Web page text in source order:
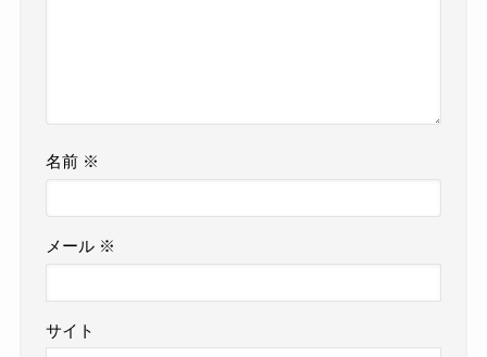
名前 ※
メール ※
サイト